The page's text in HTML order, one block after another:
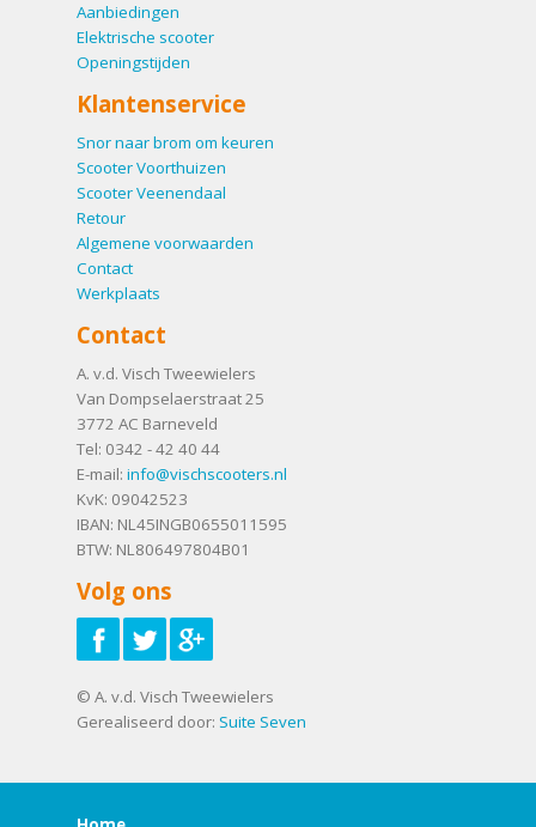
Aanbiedingen
Elektrische scooter
Openingstijden
Klantenservice
Snor naar brom om keuren
Scooter Voorthuizen
Scooter Veenendaal
Retour
Algemene voorwaarden
Contact
Werkplaats
Contact
A. v.d. Visch Tweewielers
Van Dompselaerstraat 25
3772 AC Barneveld
Tel: 0342 - 42 40 44
E-mail: info@vischscooters.nl
KvK: 09042523
IBAN: NL45INGB0655011595
BTW: NL806497804B01
Volg ons
© A. v.d. Visch Tweewielers
Gerealiseerd door: Suite Seven